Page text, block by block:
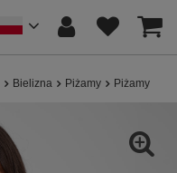
Bielizna Piżamy Piżamy